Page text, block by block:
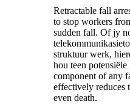
Retractable fall
to stop workers
sudden fall. Of jy
struktuur werk,
hou teen
component of any
effectively reduces
even death.